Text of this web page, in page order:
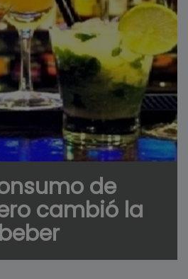
de
cambió la